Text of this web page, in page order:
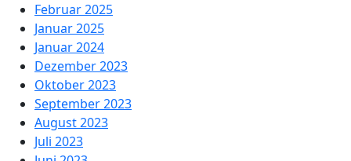
Februar 2025
Januar 2025
Januar 2024
Dezember 2023
Oktober 2023
September 2023
August 2023
Juli 2023